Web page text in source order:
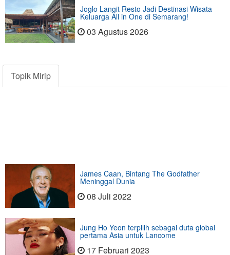
Joglo Langit Resto Jadi Destinasi Wisata
Keluarga All in One di Semarang!
03 Agustus 2026
Topik Mirip
James Caan, Bintang The Godfather
Meninggal Dunia
08 Juli 2022
Jung Ho Yeon terpilih sebagai duta global
pertama Asia untuk Lancome
17 Februari 2023